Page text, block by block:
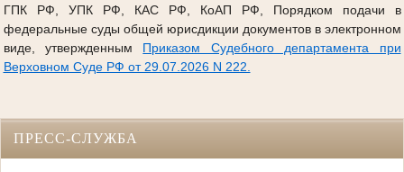
ГПК РФ, УПК РФ, КАС РФ, КоАП РФ, Порядком подачи в
федеральные суды общей юрисдикции документов в электронном
виде, утвержденным Приказом Судебного департамента при
Верховном Суде РФ от 29.07.2026 N 222.
ПРЕСС-СЛУЖБА